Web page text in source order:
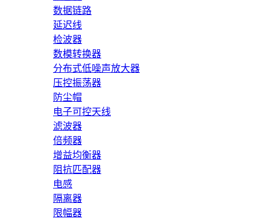
数据链路
延迟线
检波器
数模转换器
分布式低噪声放大器
压控振荡器
防尘帽
电子可控天线
滤波器
倍频器
增益均衡器
阻抗匹配器
电感
隔离器
限幅器